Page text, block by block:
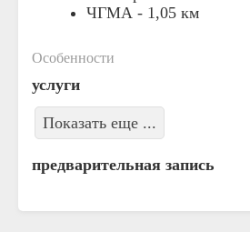
ЧГМА - 1,05 км
Особенности
услуги
Показать еще ...
предварительная запись